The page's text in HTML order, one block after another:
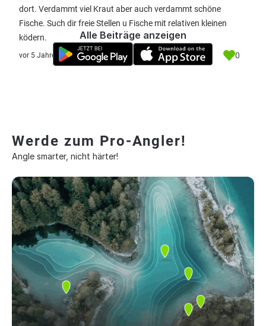
dort. Verdammt viel Kraut aber auch verdammt schöne
Fische. Such dir freie Stellen u Fische mit relativen kleinen
ködern.
vor 5 Jahre 0
Alle Beiträge anzeigen
Werde zum Pro-Angler!
Angle smarter, nicht härter!